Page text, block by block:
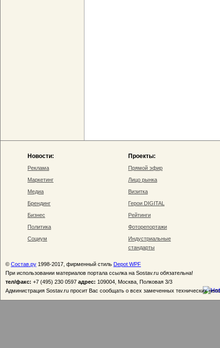
Новости:
Реклама
Маркетинг
Медиа
Брендинг
Бизнес
Политика
Социум
Проекты:
Прямой эфир
Лицо рынка
Визитка
Герои DIGITAL
Рейтинги
Фоторепортажи
Индустриальные
стандарты
© Состав.ру 1998-2017, фирменный стиль Depot WPF
При использовании материалов портала ссылка на Sostav.ru обязательна!
тел/факс: +7 (495) 230 0597 адрес: 109004, Москва, Полковая 3/3
Администрация Sostav.ru просит Вас сообщать о всех замеченных технических